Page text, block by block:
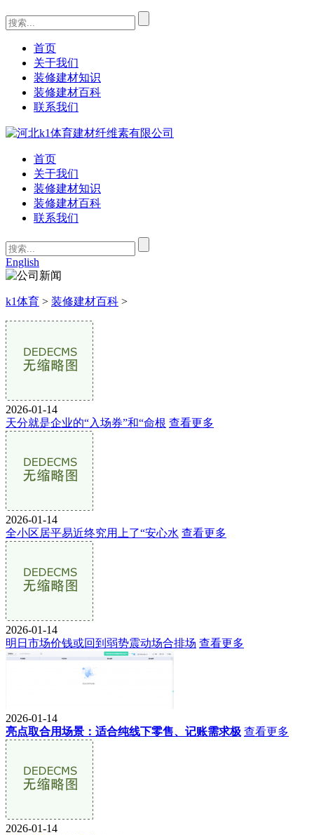
首页
关于我们
装修建材知识
装修建材百科
联系我们
首页
关于我们
装修建材知识
装修建材百科
联系我们
English
k1体育 > 装修建材百科 >
2026-01-14
天分就是企业的“入场券”和“命根 查看更多
2026-01-14
全小区居平易近终究用上了“安心水 查看更多
2026-01-14
明日市场价钱或回到弱势震动场合排场 查看更多
2026-01-14
亮点取合用场景：适合纯线下零售、记账需求极 查看更多
2026-01-14